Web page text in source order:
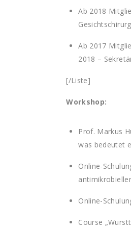
Ab 2018
Ab 2017
2018 –
[/Liste]
Workshop:
Prof. Markus
was bedeutet
Online-
Online-
Course